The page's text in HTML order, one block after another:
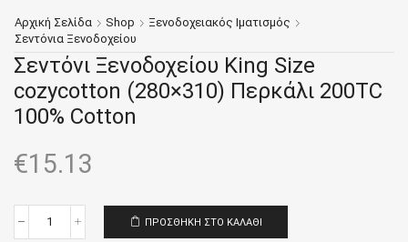
Αρχική Σελίδα Shop
Ξενοδοχειακός Ιματισμός
Σεντόνια Ξενοδοχείου
Σεντόνι Ξενοδοχείου King Size
cozycotton (280×310) Περκάλι 200TC
100% Cotton
€15.13
Σεντόνι
ΠΡΟΣΘΉΚΗ ΣΤΟ ΚΑΛΆΘΙ